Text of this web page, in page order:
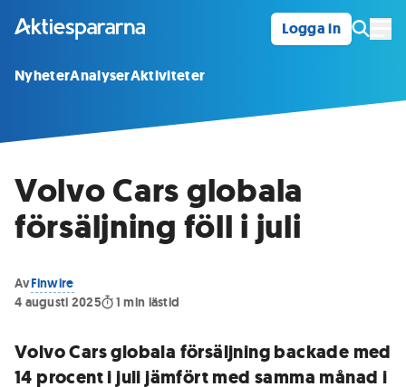
Logga in
NyheterAnalyserAktiviteter
Volvo Cars globala
försäljning föll i juli
AvFinwire
4 augusti 2025
1 min lästid
Volvo Cars globala försäljning backade med
14 procent i juli jämfört med samma månad i